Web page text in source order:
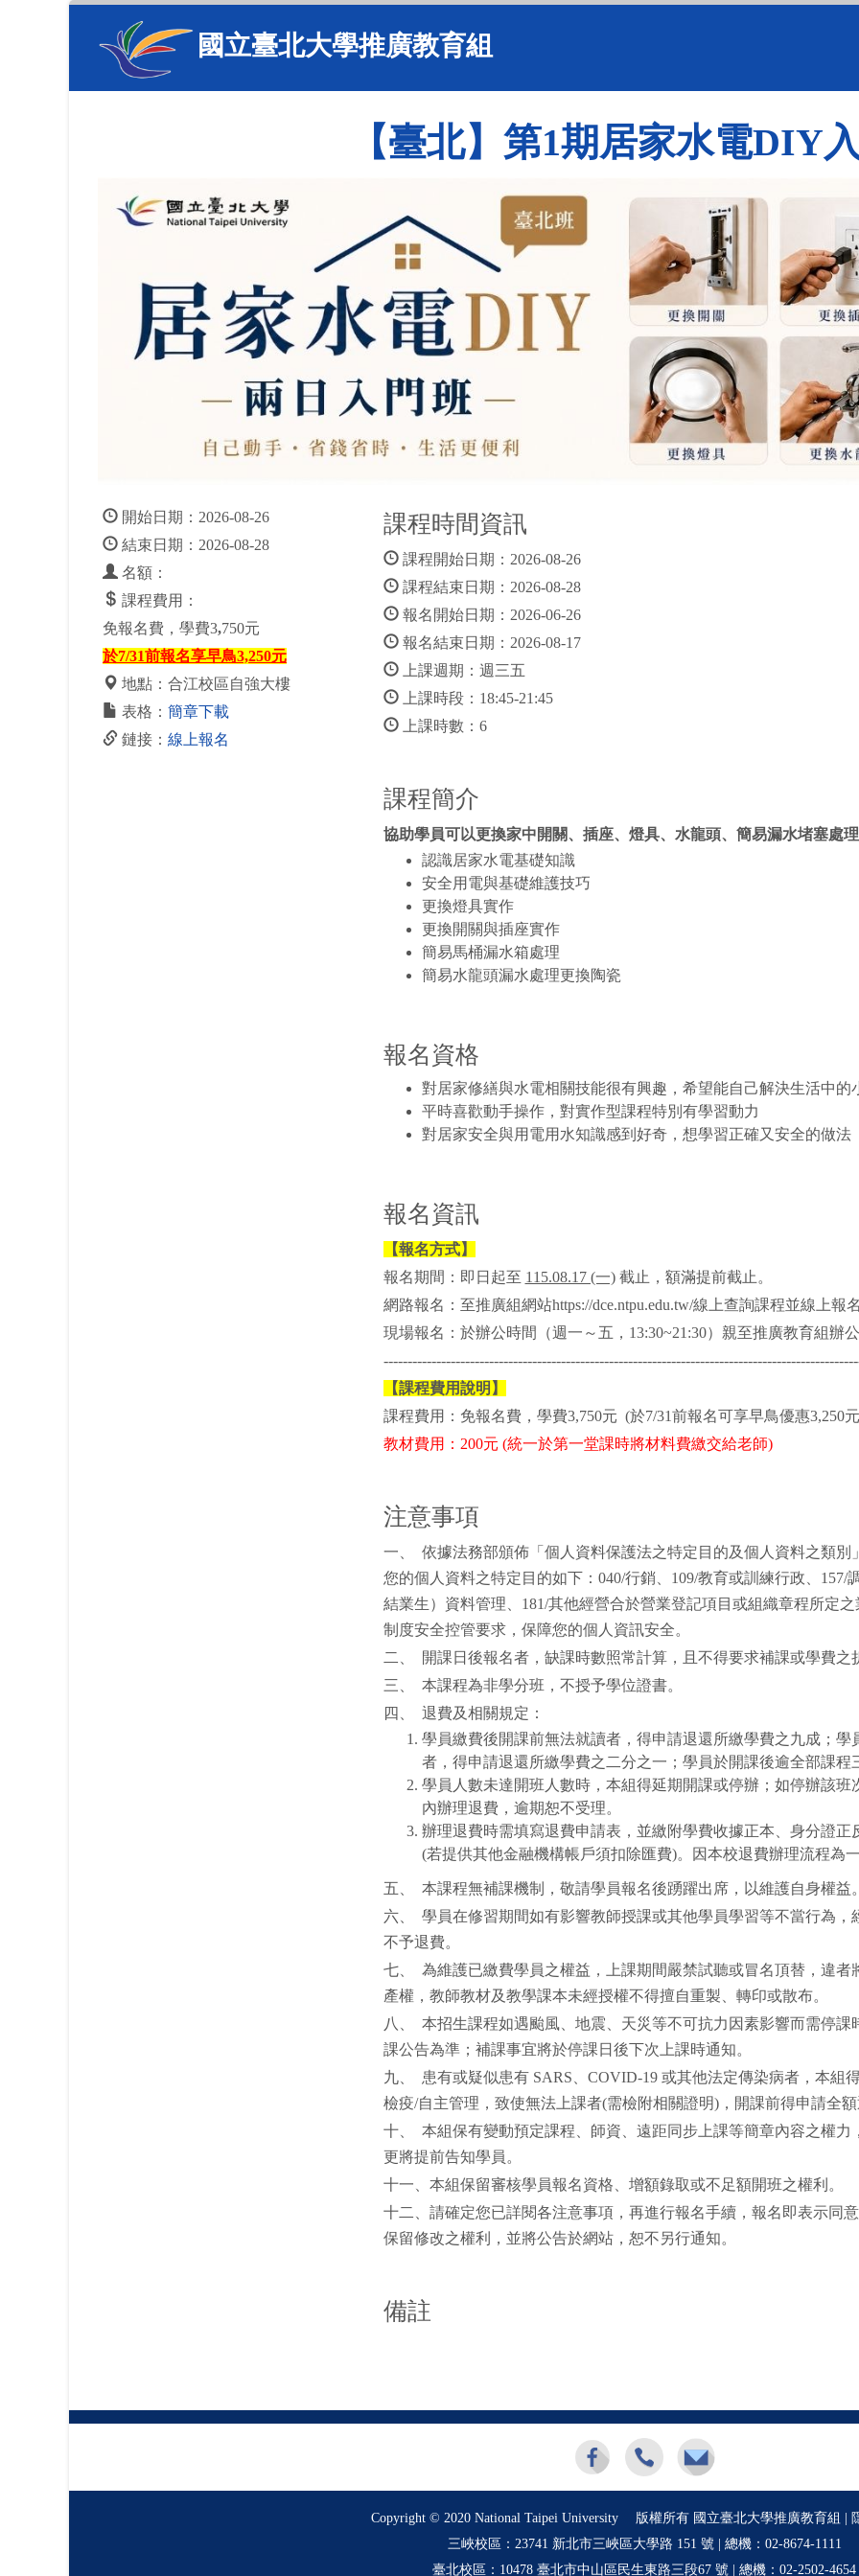
國立臺北大學推廣教育組
【臺北】第1期居家水電DIY
開始日期：2026-08-26
結束日期：2026-08-28
名額：
課程費用：
免報名費，學費3,750元
於7/31前報名享早鳥3,250元
地點：合江校區自強大樓
表格： 簡章下載
鏈接： 線上報名
課程時間資訊
課程開始日期：2026-08-26
課程結束日期：2026-08-28
報名開始日期：2026-06-26
報名結束日期：2026-08-17
上課週期：週三五
上課時段：18:45-21:45
上課時數：6
課程簡介
協助學員可以更換家中開關、插座、燈具、水龍頭、簡易漏水堵塞處
認識居家水電基礎知識
安全用電與基礎維護技巧
更換燈具實作
更換開關與插座實作
簡易馬桶漏水箱處理
簡易水龍頭漏水處理更換陶瓷
報名資格
對居家修繕與水電相關技能很有興趣，希望能自己解決生活中的
平時喜歡動手操作，對實作型課程特別有學習動力
對居家安全與用電用水知識感到好奇，想學習正確又安全的做法
報名資訊
【報名方式】
報名期間：即日起至 115.08.17 (一) 截止，額滿提前截止。
網路報名：至推廣組網站https://dce.ntpu.edu.tw/線上查詢課程並線上報
現場報名：於辦公時間（週一～五， 13:30~21:30）親至推廣教育組辦
【課程費用說明】
課程費用：免報名費，學費3,750元 (於7/31前報名可享早鳥優惠3,250元
教材費用：200元 (統一於第一堂課時將材料費繳交給老師)
注意事項
一、 依據法務部頒佈「個人資料保護法之特定目的及個人資料之類
您的個人資料之特定目的如下：040/行銷、109/教育或訓練行政、
結業生）資料管理、181/其他經營合於營業登記項目或組織章程所定
制度安全控管要求，保障您的個人資訊安全。
二、 開課日後報名者，缺課時數照常計算，且不得要求補課或學費之
三、 本課程為非學分班，不授予學位證書。
四、 退費及相關規定：
學員繳費後開課前無法就讀者，得申請退還所繳學費之九成；
者，得申請退還所繳學費之二分之一；學員於開課後逾全部課
學員人數未達開班人數時，本組得延期開課或停辦；如停辦該
內辦理退費，逾期恕不受理。
辦理退費時需填寫退費申請表，並繳附學費收據正本、身分證
(若提供其他金融機構帳戶須扣除匯費)。因本校退費辦理流程為
五、 本課程無補課機制，敬請學員報名後踴躍出席，以維護自身權益
六、 學員在修習期間如有影響教師授課或其他學員學習等不當行為
不予退費。
七、 為維護已繳費學員之權益，上課期間嚴禁試聽或冒名頂替，違
產權，教師教材及教學課本未經授權不得擅自重製、轉印或散布。
八、 本招生課程如遇颱風、地震、天災等不可抗力因素影響而需停
課公告為準；補課事宜將於停課日後下次上課時通知。
九、 患有或疑似患有 SARS、COVID-19 或其他法定傳染病者，本組
檢疫/自主管理，致使無法上課者(需檢附相關證明)，開課前得申請全
十、 本組保有變動預定課程、師資、遠距同步上課等簡章內容之權
更將提前告知學員。
十一、本組保留審核學員報名資格、增額錄取或不足額開班之權利。
十二、請確定您已詳閱各注意事項，再進行報名手續，報名即表示同
保留修改之權利，並將公告於網站，恕不另行通知。
備註
Copyright © 2020 National Taipei University 版權所有 國立臺北大學推廣教育組 |
三峽校區：23741 新北市三峽區大學路 151 號 | 總機： 02-8674-1111
臺北校區：10478 臺北市中山區民生東路三段67 號 | 總機： 02-2502-4654